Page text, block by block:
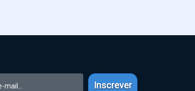
Inscrever